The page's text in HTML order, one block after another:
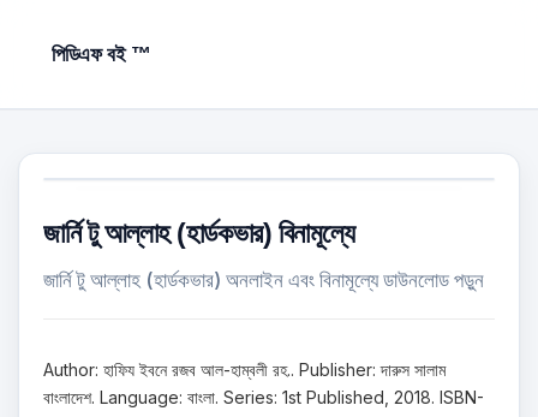
পিডিএফ বই ™
জার্নি টু আল্লাহ (হার্ডকভার) বিনামূল্যে
জার্নি টু আল্লাহ (হার্ডকভার) অনলাইন এবং বিনামূল্যে ডাউনলোড পড়ুন
Author: হাফিয ইবনে রজব আল-হাম্বলী রহ.. Publisher: দারুস সালাম
বাংলাদেশ. Language: বাংলা. Series: 1st Published, 2018. ISBN-